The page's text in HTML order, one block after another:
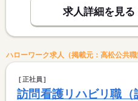
求人詳細を見る
ハローワーク求人（掲載元：高松公共職
正社員
訪問看護リハビリ職（